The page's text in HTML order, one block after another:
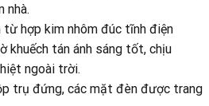
nhà.
từ hợp kim nhôm đúc tĩnh điện
khuếch tán ánh sáng tốt, chịu
ngoài trời.
trụ đứng, các mặt đèn được trang